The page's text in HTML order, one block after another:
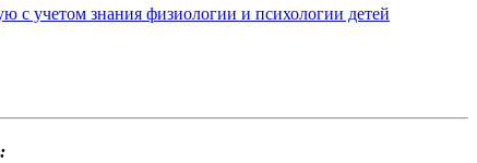
с учетом знания физиологии и психологии детей